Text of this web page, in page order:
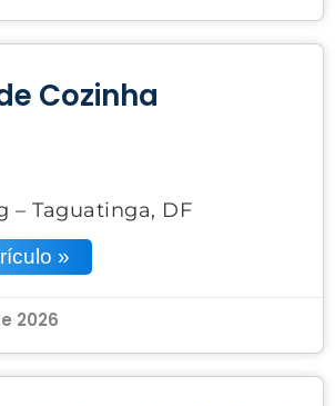
Cozinha
– Taguatinga, DF
»
2026